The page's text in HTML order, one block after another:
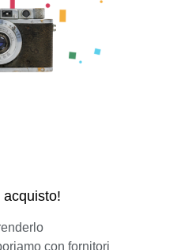
con fornitori